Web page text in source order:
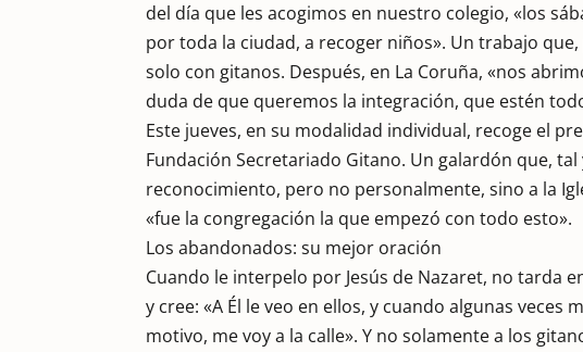
del día que les acogimos en nuestro colegio, «los
por toda la ciudad, a recoger niños». Un trabajo
solo con gitanos. Después, en La Coruña, «nos
duda de que queremos la integración, que estén
Este jueves, en su modalidad individual, recoge el
Fundación Secretariado Gitano. Un galardón que, tal
reconocimiento, pero no personalmente, sino a la
«fue la congregación la que empezó con todo esto».
Los abandonados: su mejor oración
Cuando le interpelo por Jesús de Nazaret, no tarda
y cree: «A Él le veo en ellos, y cuando algunas
motivo, me voy a la calle». Y no solamente a los